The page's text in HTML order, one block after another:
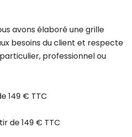
avons élaboré une grille
besoins du client et respecte
professionnel ou
149 € TTC
de 149 € TTC